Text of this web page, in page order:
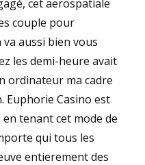
cet aerospatiale
couple pour
aussi bien vous
les demi-heure avait
ordinateur ma cadre
Euphorie Casino est
tenant cet mode de
qui tous les
entierement des